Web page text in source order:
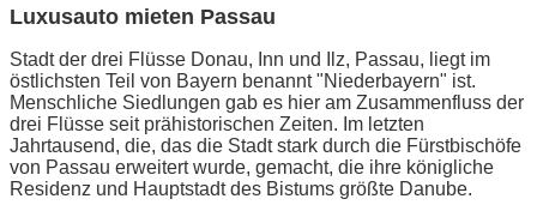
Luxusauto mieten Passau
Stadt der drei Flüsse Donau, Inn und Ilz, Passau, liegt im
östlichsten Teil von Bayern benannt "Niederbayern" ist.
Menschliche Siedlungen gab es hier am Zusammenfluss der
drei Flüsse seit prähistorischen Zeiten. Im letzten
Jahrtausend, die, das die Stadt stark durch die Fürstbischöfe
von Passau erweitert wurde, gemacht, die ihre königliche
Residenz und Hauptstadt des Bistums größte Danube.